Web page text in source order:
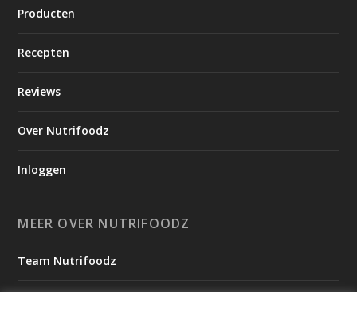
Producten
Recepten
Reviews
Over Nutrifoodz
Inloggen
MEER OVER NUTRIFOODZ
Team Nutrifoodz